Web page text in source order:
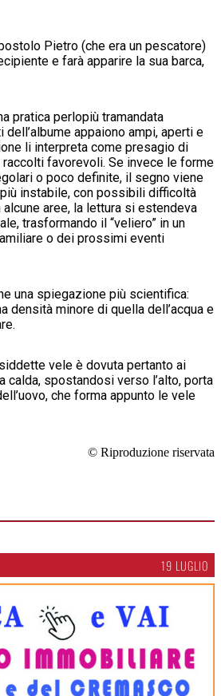
Pietro (che era un pescatore)
e farà apparire la sua barca,
pratica perlopiù tramandata
appaiono ampi, aperti e
li interpreta come presagio di
favorevoli. Se invece le forme
o poco definite, il segno viene
instabile, con possibili difficoltà
aree, la lettura si estendeva
trasformando il “veliero” in un
o dei prossimi eventi
una spiegazione più scientifica:
densità minore di quella dell’acqua e
vele è dovuta pertanto ai
calda, spostandosi verso l’alto, porta
che forma appunto le vele
© Riproduzione riservata
19 LUGLIO